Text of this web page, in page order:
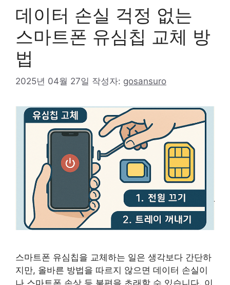
데이터 손실 걱정 없는
스마트폰 유심칩 교체 방
법
2025년 04월 27일 작성자: gosansuro
스마트폰 유심칩을 교체하는 일은 생각보다 간단하
지만, 올바른 방법을 따르지 않으면 데이터 손실이
나 스마트폰 손상 등 불편을 초래할 수 있습니다. 이